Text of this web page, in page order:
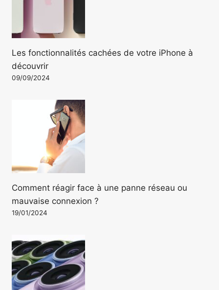
Les fonctionnalités cachées de votre iPhone à
découvrir
09/09/2024
Comment réagir face à une panne réseau ou
mauvaise connexion ?
19/01/2024